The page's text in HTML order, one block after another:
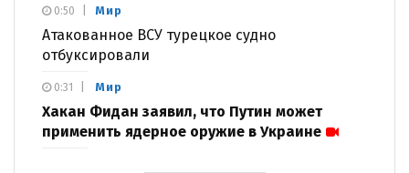
Мир
Атакованное ВСУ турецкое судно
отбуксировали
0:50
Мир
Хакан Фидан заявил, что Путин может
применить ядерное оружие в Украине
0:31